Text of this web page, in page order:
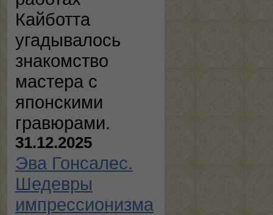
Кайботта
угадывалось
знакомство
мастера с
японскими
гравюрами.
31.12.2025
Эва Гонсалес.
Шедевры
импрессионизма